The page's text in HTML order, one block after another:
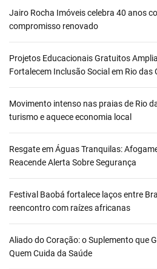
Jairo Rocha Imóveis celebra 40 anos
compromisso renovado
Projetos Educacionais Gratuitos
Fortalecem Inclusão Social em Rio das
Movimento intenso nas praias de Rio
turismo e aquece economia local
Resgate em Águas Tranquilas:
Reacende Alerta Sobre Segurança
Festival Baobá fortalece laços entre
reencontro com raízes africanas
Aliado do Coração: o Suplemento que
Quem Cuida da Saúde